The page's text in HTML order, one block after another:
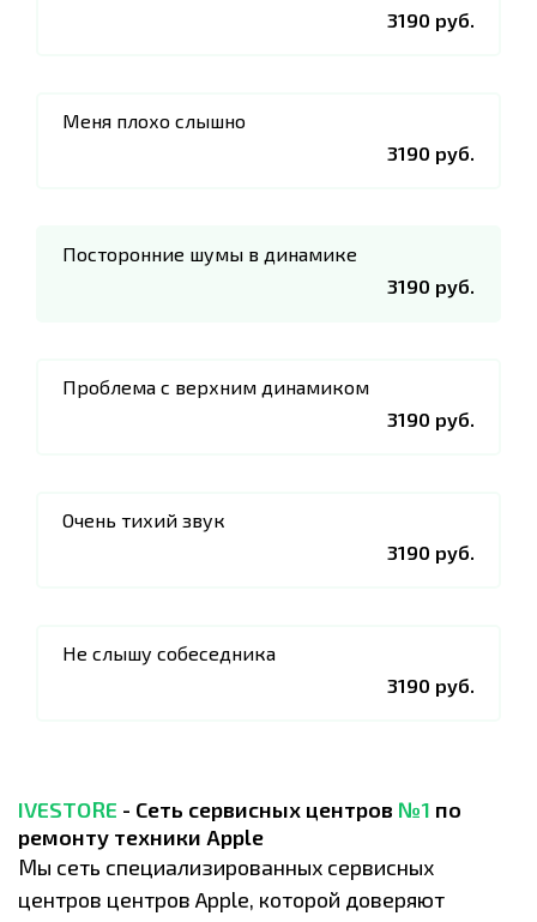
3190 руб.
Меня плохо слышно
3190 руб.
Посторонние шумы в динамике
3190 руб.
Проблема с верхним динамиком
3190 руб.
Очень тихий звук
3190 руб.
Не слышу собеседника
3190 руб.
IVESTORE - Сеть сервисных центров №1 по
ремонту техники Apple
Мы сеть специализированных сервисных
центров центров Apple, которой доверяют